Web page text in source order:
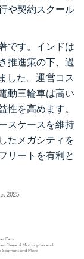
や契約スクール
です。インドは
推進策の下、過
した。運営コス
動三輪車は高い
性を高めます。
スケースを維持
たメガシティを
リートを有利と